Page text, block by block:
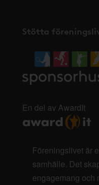
Stötta
En del av AwardIt
Föreningslivet är
samhälle. Det
engagemang och